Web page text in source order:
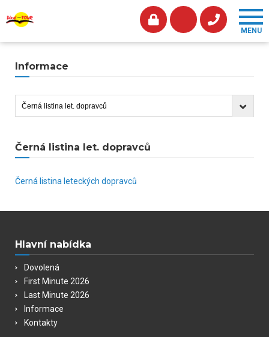
Informace
Černá listina let. dopravců
Černá listina leteckých dopravců
Hlavní nabídka
Dovolená
First Minute 2026
Last Minute 2026
Informace
Kontakty